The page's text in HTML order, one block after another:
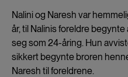
Nalini og Naresh var
år, til Nalinis foreldre
seg som 24-åring. Hun
sikkert begynte broren
Naresh til foreldrene.